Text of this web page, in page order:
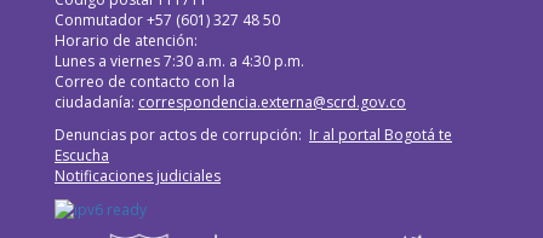
Conmutador +57 (601) 327 48 50
Horario de atención:
Lunes a viernes 7:30 a.m. a 4:30 p.m.
Correo de contacto con la
ciudadanía: correspondencia.externa@scrd.gov.co
Denuncias por actos de corrupción: Ir al portal Bogotá te
Escucha
Notificaciones judiciales